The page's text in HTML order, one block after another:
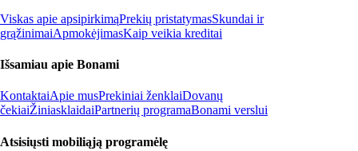
Viskas apie apsipirkimąPrekių pristatymasSkundai ir
grąžinimaiApmokėjimasKaip veikia kreditai
Išsamiau apie Bonami
KontaktaiApie musPrekiniai ženklaiDovanų
čekiaiŽiniasklaidaiPartnerių programaBonami verslui
Atsisiųsti mobiliąją programėlę